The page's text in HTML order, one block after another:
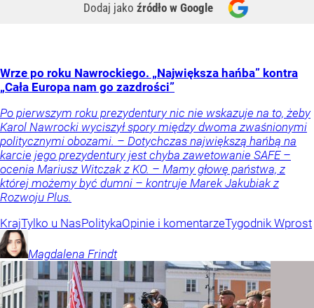
Dodaj jako źródło w Google
Wrze po roku Nawrockiego. „Największa hańba” kontra
„Cała Europa nam go zazdrości”
Po pierwszym roku prezydentury nic nie wskazuje na to, żeby
Karol Nawrocki wyciszył spory między dwoma zwaśnionymi
politycznymi obozami. – Dotychczas największą hańbą na
karcie jego prezydentury jest chyba zawetowanie SAFE –
ocenia Mariusz Witczak z KO. – Mamy głowę państwa, z
której możemy być dumni – kontruje Marek Jakubiak z
Rozwoju Plus.
KrajTylko u NasPolitykaOpinie i komentarzeTygodnik Wprost
Magdalena Frindt